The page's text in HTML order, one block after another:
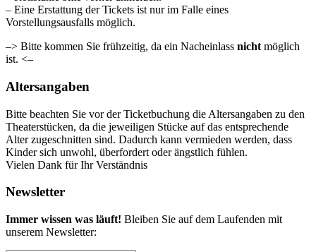
– Eine Erstattung der Tickets ist nur im Falle eines
Vorstellungsausfalls möglich.
–> Bitte kommen Sie frühzeitig, da ein Nacheinlass nicht möglich
ist. <–
Altersangaben
Bitte beachten Sie vor der Ticketbuchung die Altersangaben zu den
Theaterstücken, da die jeweiligen Stücke auf das entsprechende
Alter zugeschnitten sind. Dadurch kann vermieden werden, dass
Kinder sich unwohl, überfordert oder ängstlich fühlen.
Vielen Dank für Ihr Verständnis
Newsletter
Immer wissen was läuft! Bleiben Sie auf dem Laufenden mit
unserem Newsletter: